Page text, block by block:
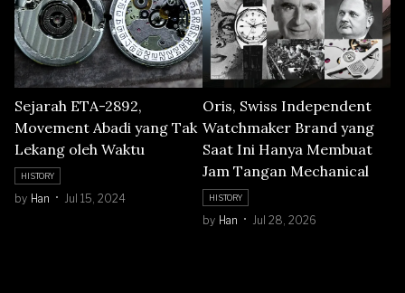
Sejarah ETA-2892,
Movement Abadi yang Tak
Lekang oleh Waktu
HISTORY
by Han Jul 15, 2024
Oris, Swiss Independent
Watchmaker Brand yang
Saat Ini Hanya Membuat
Jam Tangan Mechanical
HISTORY
by Han Jul 28, 2026